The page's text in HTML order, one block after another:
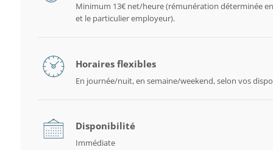
Minimum 13€ net/heure (rémunération déterminée
et le particulier employeur).
Horaires flexibles
En journée/nuit, en semaine/weekend, selon vos
Disponibilité
Immédiate